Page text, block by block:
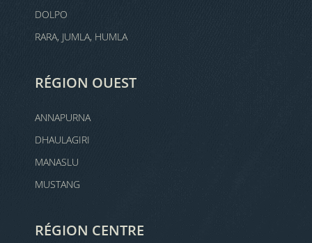
DOLPO
RARA, JUMLA, HUMLA
RÉGION OUEST
ANNAPURNA
DHAULAGIRI
MANASLU
MUSTANG
RÉGION CENTRE